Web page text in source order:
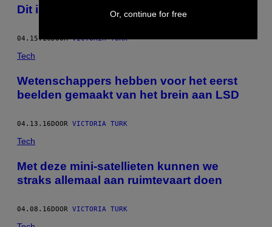
Dit is de geur van de apocalyps
04.15.16DOORVICTORIA TURK
Tech
Wetenschappers hebben voor het eerst
beelden gemaakt van het brein aan LSD
04.13.16DOOR VICTORIA TURK
Tech
Met deze mini-satellieten kunnen we
straks allemaal aan ruimtevaart doen
04.08.16DOOR VICTORIA TURK
Or, continue for free